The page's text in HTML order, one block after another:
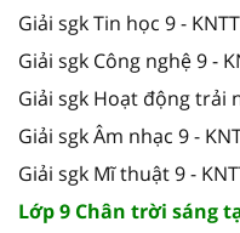
Giải sgk Tin học 9 - KNTT
Giải sgk Công nghệ 9 -
Giải sgk Hoạt động trải
Giải sgk Âm nhạc 9 -
Giải sgk Mĩ thuật 9 -
Lớp 9 Chân trời sáng